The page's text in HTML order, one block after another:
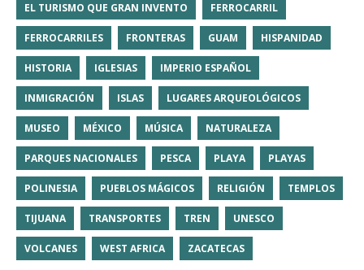
EL TURISMO QUE GRAN INVENTO FERROCARRIL
FERROCARRILES FRONTERAS GUAM HISPANIDAD
HISTORIA IGLESIAS IMPERIO ESPAÑOL
INMIGRACIÓN ISLAS LUGARES ARQUEOLÓGICOS
MUSEO MÉXICO MÚSICA NATURALEZA
PARQUES NACIONALES PESCA PLAYA PLAYAS
POLINESIA PUEBLOS MÁGICOS RELIGIÓN TEMPLOS
TIJUANA TRANSPORTES TREN UNESCO
VOLCANES WEST AFRICA ZACATECAS